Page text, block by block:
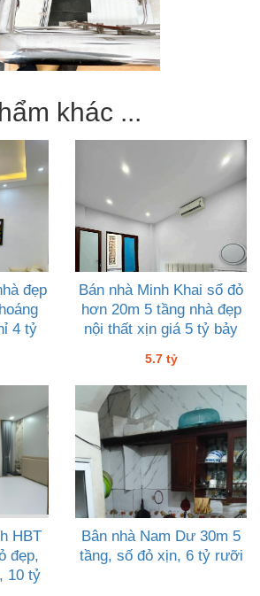
khác ...
đẹp
4 tỷ
Bán nhà Minh Khai sổ đỏ
hơn 20m 5 tầng nhà đẹp
nội thất xịn giá 5 tỷ bảy
5.7 tỷ
HBT
đẹp,
10 tỷ
Bân nhà Nam Dư 30m 5
tầng, số đỏ xịn, 6 tỷ rưỡi